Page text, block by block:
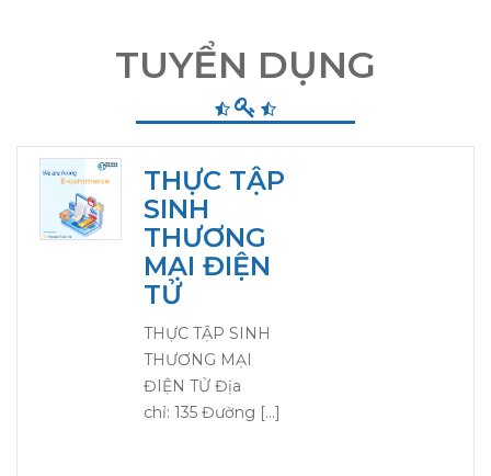
TUYỂN DỤNG
THỰC TẬP
SINH
THƯƠNG
MẠI ĐIỆN
TỬ
THỰC TẬP SINH
THƯƠNG MẠI
ĐIỆN TỬ Địa
chỉ: 135 Đường […]